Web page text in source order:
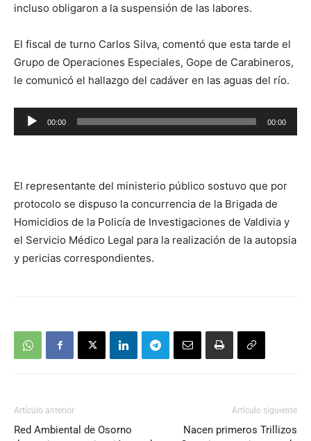
incluso obligaron a la suspensión de las labores.
El fiscal de turno Carlos Silva, comentó que esta tarde el
Grupo de Operaciones Especiales, Gope de Carabineros,
le comunicó el hallazgo del cadáver en las aguas del río.
Reproductor
de
00:00 00:00
El representante del ministerio público sostuvo que por
protocolo se dispuso la concurrencia de la Brigada de
Homicidios de la Policía de Investigaciones de Valdivia y
el Servicio Médico Legal para la realización de la autopsia
y pericias correspondientes.
Artículo anterior
Red Ambiental de Osorno
Artículo siguiente
Nacen primeros Trillizos